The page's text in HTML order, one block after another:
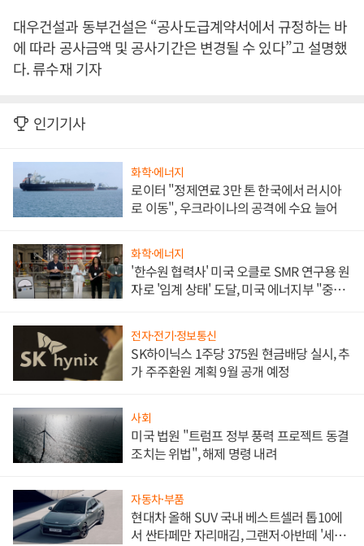
대우건설과 동부건설은 “공사도급계약서에서 규정하는 바
에 따라 공사금액 및 공사기간은 변경될 수 있다”고 설명했
다. 류수재 기자
인기기사
화학·에너지
로이터 "정제연료 3만 톤 한국에서 러시아
로 이동", 우크라이나의 공격에 수요 늘어
화학·에너지
'한수원 협력사' 미국 오클로 SMR 연구용 원
자로 '임계 상태' 도달, 미국 에너지부 "중요
전자·전기·정보통신
SK하이닉스 1주당 375원 현금배당 실시, 추
가 주주환원 계획 9월 공개 예정
사회
미국 법원 "트럼프 정부 풍력 프로젝트 동결
조치는 위법", 해제 명령 내려
자동차·부품
현대차 올해 SUV 국내 베스트셀러 톱10에
서 싼타페만 자리매김, 그랜저·아반떼 '세단